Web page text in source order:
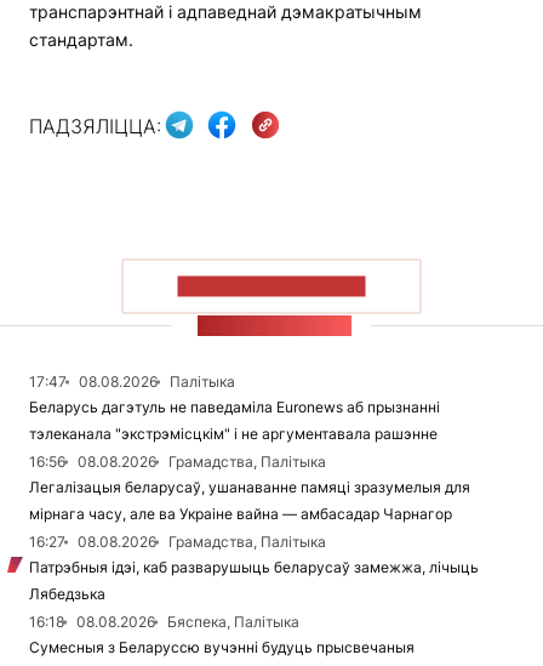
транспарэнтнай і адпаведнай дэмакратычным
стандартам.
ПАДЗЯЛІЦЦА:
17:47 08.08.2026
Палітыка
Беларусь дагэтуль не паведаміла Euronews аб прызнанні
тэлеканала "экстрэмісцкім" і не аргументавала рашэнне
16:56
08.08.2026
Грамадства, Палітыка
Легалізацыя беларусаў, ушанаванне памяці зразумелыя для
мірнага часу, але ва Украіне вайна — амбасадар Чарнагор
16:27
08.08.2026
Грамадства, Палітыка
Патрэбныя ідэі, каб разварушыць беларусаў замежжа, лічыць
Лябедзька
16:18
08.08.2026
Бяспека, Палітыка
Сумесныя з Беларуссю вучэнні будуць прысвечаныя